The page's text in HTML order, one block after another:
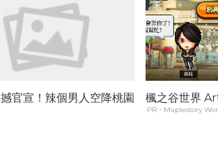
官宣！辣個男人空降桃園
楓之谷世界
PR・Maplestory